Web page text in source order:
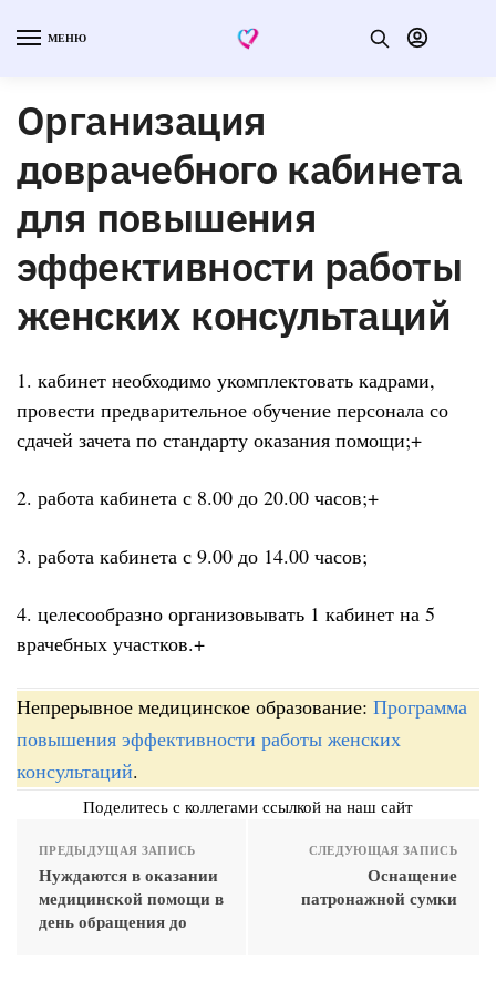
МЕНЮ
Организация
доврачебного кабинета
для повышения
эффективности работы
женских консультаций
1. кабинет необходимо укомплектовать кадрами,
провести предварительное обучение персонала со
сдачей зачета по стандарту оказания помощи;+
2. работа кабинета с 8.00 до 20.00 часов;+
3. работа кабинета с 9.00 до 14.00 часов;
4. целесообразно организовывать 1 кабинет на 5
врачебных участков.+
Непрерывное медицинское образование: Программа
повышения эффективности работы женских
консультаций.
Поделитесь с коллегами ссылкой на наш сайт
ПРЕДЫДУЩАЯ ЗАПИСЬ
Нуждаются в оказании
медицинской помощи в
день обращения до
СЛЕДУЮЩАЯ ЗАПИСЬ
Оснащение
патронажной сумки